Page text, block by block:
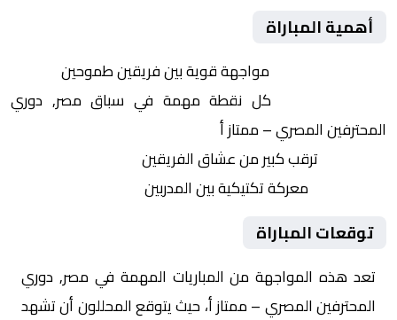
أهمية المباراة
مواجهة قوية بين فريقين طموحين
كل نقطة مهمة في سباق مصر, دوري
المحترفين المصري – ممتاز أ
ترقب كبير من عشاق الفريقين
معركة تكتيكية بين المدربين
توقعات المباراة
تعد هذه المواجهة من المباريات المهمة في مصر, دوري
المحترفين المصري – ممتاز أ، حيث يتوقع المحللون أن تشهد